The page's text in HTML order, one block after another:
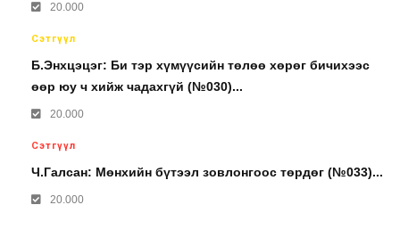
20.000
Сэтгүүл
Б.Энхцэцэг: Би тэр хүмүүсийн төлөө хөрөг бичихээс
өөр юу ч хийж чадахгүй (№030)...
20.000
Сэтгүүл
Ч.Галсан: Мөнхийн бүтээл зовлонгоос төрдөг (№033)...
20.000